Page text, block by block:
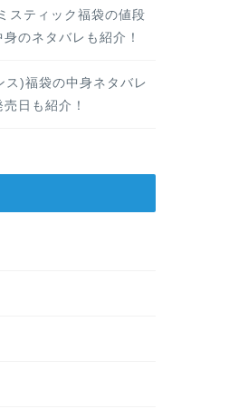
スティック福袋の値段
のネタバレも紹介！
)福袋の中身ネタバレ
日も紹介！